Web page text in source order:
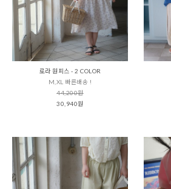
로라 원피스 - 2 COLOR
M,XL 빠른배송 !
44,200원
30,940원